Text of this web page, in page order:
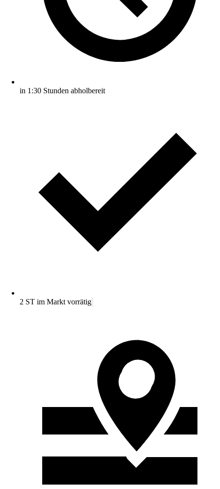
in 1:30 Stunden abholbereit
2 ST im Markt vorrätig